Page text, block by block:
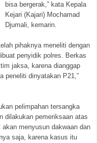
bisa bergerak,” kata Kepala
Kejari (Kajari) Mochamad
Djumali, kemarin.
pihaknya meneliti dengan
penyidik polres. Berkas
jaksa, karena dianggap
peneliti dinyatakan P21,”
pelimpahan tersangka
dilakukan pemeriksaan atas
menyusun dakwaan dan
saja, karena kasus itu